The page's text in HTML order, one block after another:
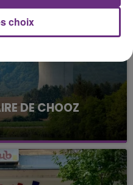
DE CHOOZ
que la centrale
l'arrêt. Une situation
qui est toujours
choix